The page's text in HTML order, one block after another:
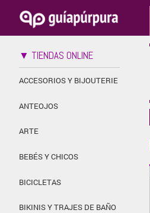
▼ TIENDAS ONLINE
ACCESORIOS Y BIJOUTERIE
ANTEOJOS
ARTE
BEBÉS Y CHICOS
BICICLETAS
BIKINIS Y TRAJES DE BAÑO